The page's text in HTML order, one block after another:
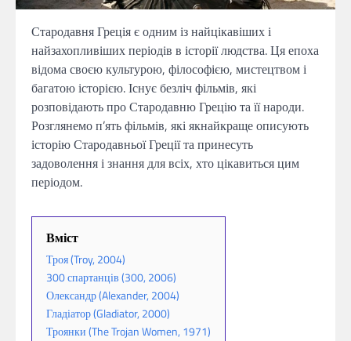
Стародавня Греція є одним із найцікавіших і
найзахопливіших періодів в історії людства. Ця епоха
відома своєю культурою, філософією, мистецтвом і
багатою історією. Існує безліч фільмів, які
розповідають про Стародавню Грецію та її народи.
Розглянемо п’ять фільмів, які якнайкраще описують
історію Стародавньої Греції та принесуть
задоволення і знання для всіх, хто цікавиться цим
періодом.
Вміст
Троя (Troy, 2004)
300 спартанців (300, 2006)
Олександр (Alexander, 2004)
Гладіатор (Gladiator, 2000)
Троянки (The Trojan Women, 1971)